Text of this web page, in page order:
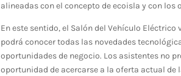
alineadas con el concepto de ecoisla y con
En este sentido, el Salón del Vehículo
podrá conocer todas las novedades
oportunidades de negocio. Los asistentes no
oportunidad de acercarse a la oferta actual de